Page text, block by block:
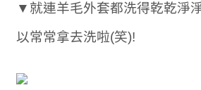
▼就連羊毛外套都洗得乾乾淨
以常常拿去洗啦(笑)!